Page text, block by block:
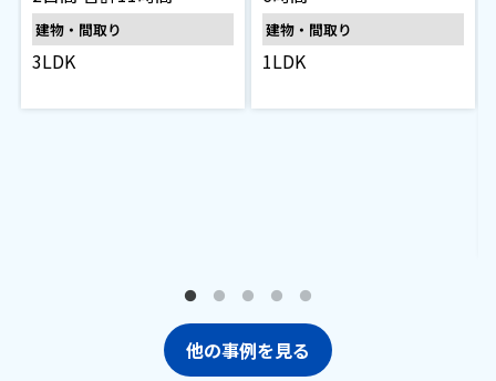
建物・間取り
3LDK
建物・間取り
1LDK
他の事例を見る